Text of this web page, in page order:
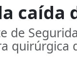
caída
de
quirúrgica